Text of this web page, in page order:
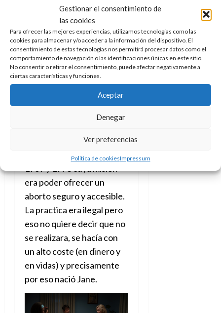
Gestionar el consentimiento de
las cookies
Para ofrecer las mejores experiencias, utilizamos tecnologías como las
cookies para almacenar y/o acceder a la información del dispositivo. El
consentimiento de estas tecnologías nos permitirá procesar datos como el
comportamiento de navegación o las identificaciones únicas en este sitio.
No consentir o retirar el consentimiento, puede afectar negativamente a
ciertas características y funciones.
Aceptar
Denegar
Ver preferencias
Política de cookiesImpressum
llevada a cabo por Jane,
ese colectivo de mujeres
que ayudan a otras a poder
abortar en un momento en
que era ilegal, incluso en
situaciones totalmente
adversas para la mujer. La
historia no nace desde
una agrupación
clandestina real que entre
1969 y 1973 cuya misión
era poder ofrecer un
aborto seguro y accesible.
La practica era ilegal pero
eso no quiere decir que no
se realizara, se hacía con
un alto coste (en dinero y
en vidas) y precisamente
por eso nació Jane.